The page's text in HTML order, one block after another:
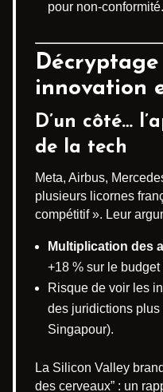
pour non-conformité.
innovation
D’un côté…
de la tech
Meta, Airbus,
plusieurs licornes
compétitif ». Leur
Multiplication des
+18 % sur le
Risque de voir les
des juridictions
Singapour).
La Silicon Valley
des cerveaux” : un